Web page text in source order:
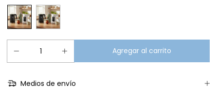
Medios de envío